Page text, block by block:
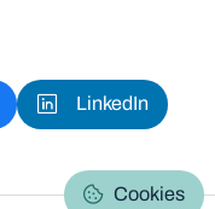
LinkedIn
Cookies